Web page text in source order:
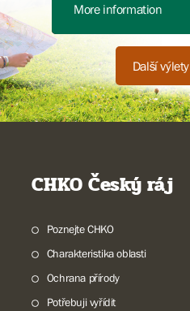
More information
Další výlety
CHKO Český ráj
Poznejte CHKO
Charakteristika oblasti
Ochrana přírody
Potřebuji vyřídit